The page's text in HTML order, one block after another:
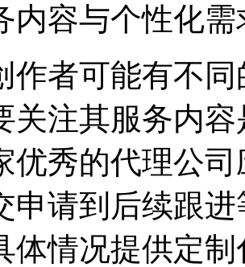
内容与个性化
作者可能有不
关注其服务内
优秀的代理公
申请到后续跟
体情况提供定